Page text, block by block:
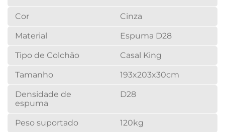
Cor Cinza
Material Espuma D28
Tipo de Colchão Casal King
Tamanho 193x203x30cm
Densidade de
espuma
D28
Peso suportado 120kg